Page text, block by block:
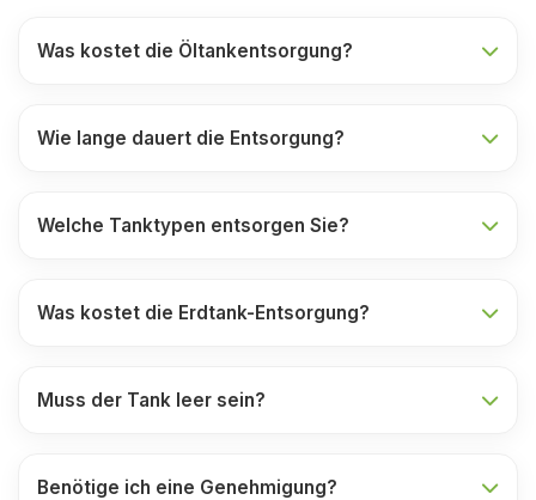
Was kostet die Öltankentsorgung?
Wie lange dauert die Entsorgung?
Welche Tanktypen entsorgen Sie?
Was kostet die Erdtank-Entsorgung?
Muss der Tank leer sein?
Benötige ich eine Genehmigung?